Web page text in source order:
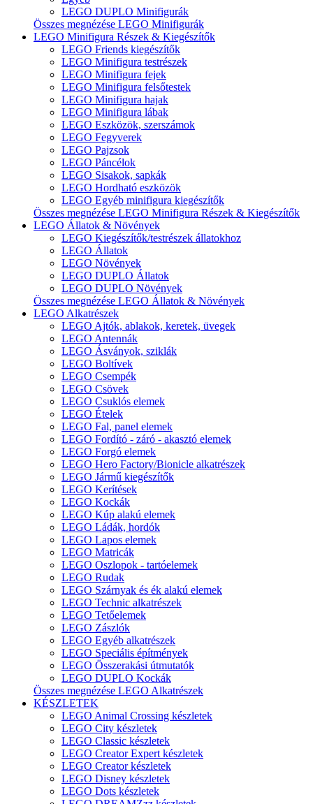
LEGO DUPLO Minifigurák
Összes megnézése LEGO Minifigurák
LEGO Minifigura Részek & Kiegészítők
LEGO Friends kiegészítők
LEGO Minifigura testrészek
LEGO Minifigura fejek
LEGO Minifigura felsőtestek
LEGO Minifigura hajak
LEGO Minifigura lábak
LEGO Eszközök, szerszámok
LEGO Fegyverek
LEGO Pajzsok
LEGO Páncélok
LEGO Sisakok, sapkák
LEGO Hordható eszközök
LEGO Egyéb minifigura kiegészítők
Összes megnézése LEGO Minifigura Részek & Kiegészítők
LEGO Állatok & Növények
LEGO Kiegészítők/testrészek állatokhoz
LEGO Állatok
LEGO Növények
LEGO DUPLO Állatok
LEGO DUPLO Növények
Összes megnézése LEGO Állatok & Növények
LEGO Alkatrészek
LEGO Ajtók, ablakok, keretek, üvegek
LEGO Antennák
LEGO Ásványok, sziklák
LEGO Boltívek
LEGO Csempék
LEGO Csövek
LEGO Csuklós elemek
LEGO Ételek
LEGO Fal, panel elemek
LEGO Fordító - záró - akasztó elemek
LEGO Forgó elemek
LEGO Hero Factory/Bionicle alkatrészek
LEGO Jármű kiegészítők
LEGO Kerítések
LEGO Kockák
LEGO Kúp alakú elemek
LEGO Ládák, hordók
LEGO Lapos elemek
LEGO Matricák
LEGO Oszlopok - tartóelemek
LEGO Rudak
LEGO Szárnyak és ék alakú elemek
LEGO Technic alkatrészek
LEGO Tetőelemek
LEGO Zászlók
LEGO Egyéb alkatrészek
LEGO Speciális építmények
LEGO Összerakási útmutatók
LEGO DUPLO Kockák
Összes megnézése LEGO Alkatrészek
KÉSZLETEK
LEGO Animal Crossing készletek
LEGO City készletek
LEGO Classic készletek
LEGO Creator Expert készletek
LEGO Creator készletek
LEGO Disney készletek
LEGO Dots készletek